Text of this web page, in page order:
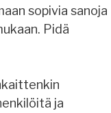
sopivia sanoja
Pidä
ja